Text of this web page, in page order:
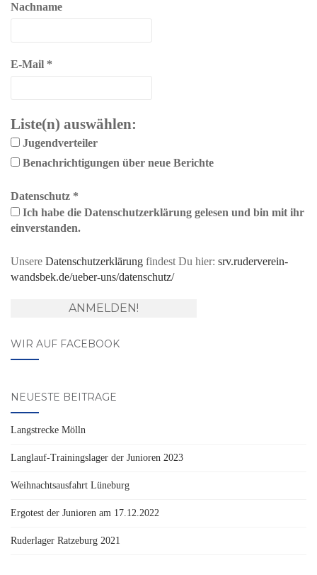
Nachname
E-Mail *
Liste(n) auswählen:
Jugendverteiler
Benachrichtigungen über neue Berichte
Datenschutz *
Ich habe die Datenschutzerklärung gelesen und bin mit ihr
einverstanden.
Unsere Datenschutzerklärung findest Du hier: srv.ruderverein-
wandsbek.de/ueber-uns/datenschutz/
WIR AUF FACEBOOK
NEUESTE BEITRÄGE
Langstrecke Mölln
Langlauf-Trainingslager der Junioren 2023
Weihnachtsausfahrt Lüneburg
Ergotest der Junioren am 17.12.2022
Ruderlager Ratzeburg 2021